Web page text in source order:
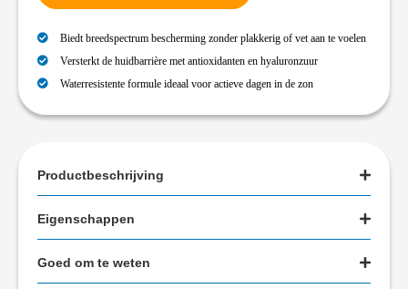
Biedt breedspectrum bescherming zonder plakkerig of vet aan te voelen
Versterkt de huidbarrière met antioxidanten en hyaluronzuur
Waterresistente formule ideaal voor actieve dagen in de zon
Productbeschrijving
Eigenschappen
Goed om te weten